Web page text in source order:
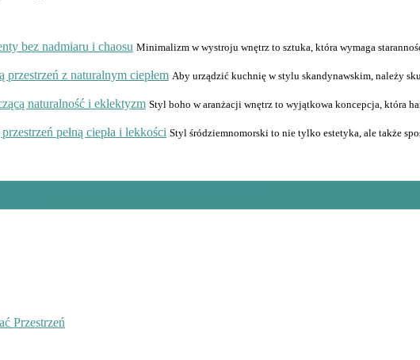
bez nadmiaru i chaosu Minimalizm w wystroju wnętrz to sztuka, która wymaga
z naturalnym ciepłem Aby urządzić kuchnię w stylu skandynawskim, należy
naturalność i eklektyzm Styl boho w aranżacji wnętrz to wyjątkowa koncepcja, która
pełną ciepła i lekkości Styl śródziemnomorski to nie tylko estetyka, ale także
Przestrzeń